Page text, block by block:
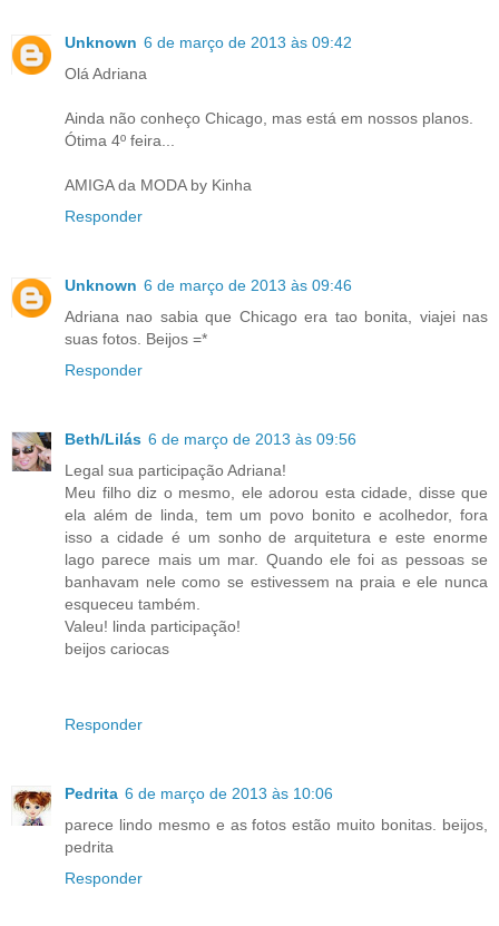
Unknown 6 de março de 2013 às 09:42
Olá Adriana
Ainda não conheço Chicago, mas está em nossos planos.
Ótima 4º feira...
AMIGA da MODA by Kinha
Responder
Unknown 6 de março de 2013 às 09:46
Adriana nao sabia que Chicago era tao bonita, viajei nas
suas fotos. Beijos =*
Responder
Beth/Lilás 6 de março de 2013 às 09:56
Legal sua participação Adriana!
Meu filho diz o mesmo, ele adorou esta cidade, disse que
ela além de linda, tem um povo bonito e acolhedor, fora
isso a cidade é um sonho de arquitetura e este enorme
lago parece mais um mar. Quando ele foi as pessoas se
banhavam nele como se estivessem na praia e ele nunca
esqueceu também.
Valeu! linda participação!
beijos cariocas
Responder
Pedrita 6 de março de 2013 às 10:06
parece lindo mesmo e as fotos estão muito bonitas. beijos,
pedrita
Responder